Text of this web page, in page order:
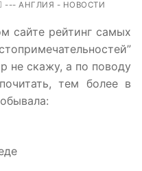
--- АНГЛИЯ - НОВОСТИ
сайте рейтинг самых
не скажу, а по поводу
тем более в